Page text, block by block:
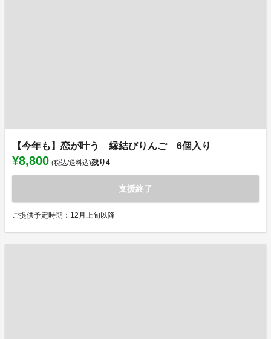
【今年も】恋が叶う 縁結びりんご 6個入り
¥8,800 (税込/送料込)残り4
支援終了
ご提供予定時期：12月上旬以降